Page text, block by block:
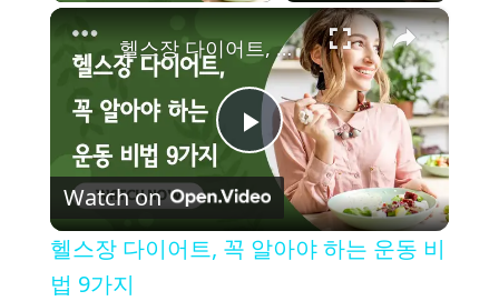
×
P
l
헬스장 다이어트, 꼭 알아야 하는 운동 비법 9가지
Watch on
헬스장 다이어트, 꼭 알아야 하는 운동 비
법 9가지